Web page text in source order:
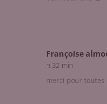
Françoise
h 32 min
merci pour toutes